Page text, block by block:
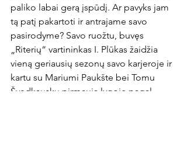
paliko labai gerą įspūdį. Ar pavyks jam
tą patį pakartoti ir antrajame savo
pasirodyme? Savo ruožtu, buvęs
„Riterių“ vartininkas I. Plūkas žaidžia
vieną geriausių sezonų savo karjeroje ir
kartu su Mariumi Paukšte bei Tomu
Švedkausku pirmauja lygoje pagal